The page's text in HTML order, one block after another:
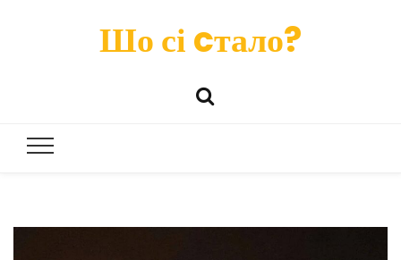
Шо сі cтало?